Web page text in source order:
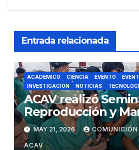
Entrada relacionada
ACADEMICO CIENCIA EVENTO
INVESTIGACIÓN
NOTICIAS
ACAV realizó
Reproducción y
Peces Reofílicos
MAY 21, 2026
ACAV